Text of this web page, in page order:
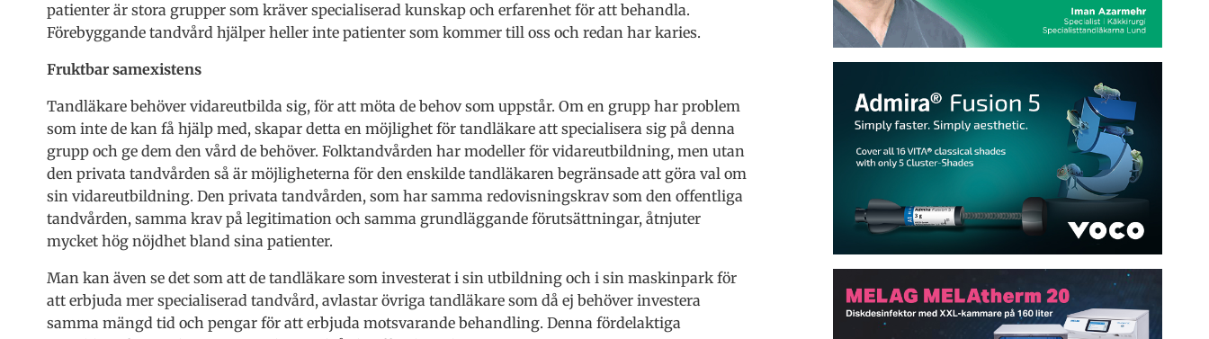
patienter är stora grupper som kräver specialiserad kunskap och erfarenhet för att behandla.
Förebyggande tandvård hjälper heller inte patienter som kommer till oss och redan har karies.
Fruktbar samexistens
Tandläkare behöver vidareutbilda sig, för att möta de behov som uppstår. Om en grupp har problem
som inte de kan få hjälp med, skapar detta en möjlighet för tandläkare att specialisera sig på denna
grupp och ge dem den vård de behöver. Folktandvården har modeller för vidareutbildning, men utan
den privata tandvården så är möjligheterna för den enskilde tandläkaren begränsade att göra val om
sin vidareutbildning. Den privata tandvården, som har samma redovisningskrav som den offentliga
tandvården, samma krav på legitimation och samma grundläggande förutsättningar, åtnjuter
mycket hög nöjdhet bland sina patienter.
Man kan även se det som att de tandläkare som investerat i sin utbildning och i sin maskinpark för
att erbjuda mer specialiserad tandvård, avlastar övriga tandläkare som då ej behöver investera
samma mängd tid och pengar för att erbjuda motsvarande behandling. Denna fördelaktiga